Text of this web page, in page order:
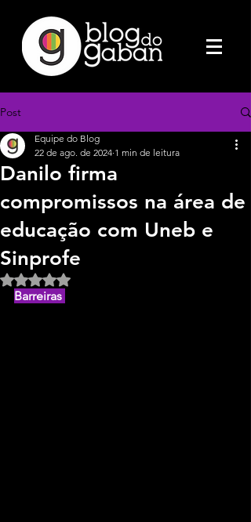
Post
Danilo firma
compromissos na área de
educação com Uneb e
Sinprofe
Equipe do Blog
22 de ago. de 2024 1 min de leitura
Avaliado com NaN de 5 estrelas.
Barreiras